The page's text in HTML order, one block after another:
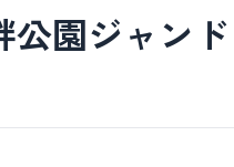
公園ジャン